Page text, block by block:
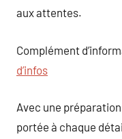
aux attentes.
Complément
d’infos
Avec une
portée à chaque